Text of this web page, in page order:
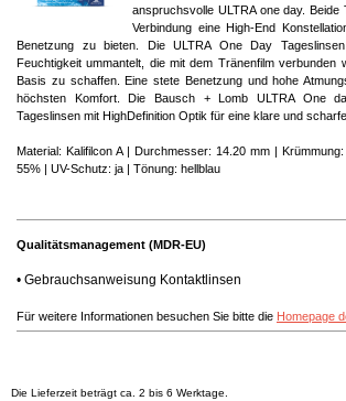
anspruchsvolle ULTRA one day. Beide
Verbindung eine High-End
Benetzung zu bieten. Die ULTRA One Day
Feuchtigkeit ummantelt, die mit dem Tränenfilm verbunden
Basis zu schaffen. Eine stete Benetzung und hohe
höchsten Komfort. Die Bausch + Lomb ULTRA One
Tageslinsen mit HighDefinition Optik für eine klare und
Material: Kalifilcon A | Durchmesser: 14.20 mm |
55% | UV-Schutz: ja | Tönung: hellblau
Qualitätsmanagement (MDR-EU)
• Gebrauchsanweisung Kontaktlinsen
Für weitere Informationen besuchen Sie bitte die Homepage
Die Lieferzeit beträgt ca. 2 bis 6 Werktage.